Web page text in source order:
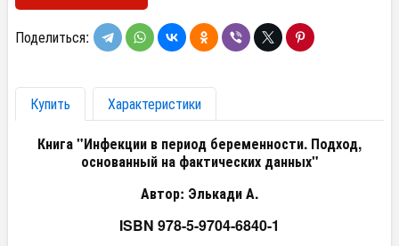
Поделиться:
Купить
Характеристики
Книга "Инфекции в период беременности. Подход,
основанный на фактических данных"
Автор: Элькади А.
ISBN 978-5-9704-6840-1